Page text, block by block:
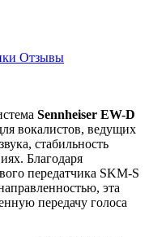
Отзывы
Sennheiser EW-D
вокалистов, ведущих
стабильность
Благодаря
передатчика SKM-S
эта
передачу голоса